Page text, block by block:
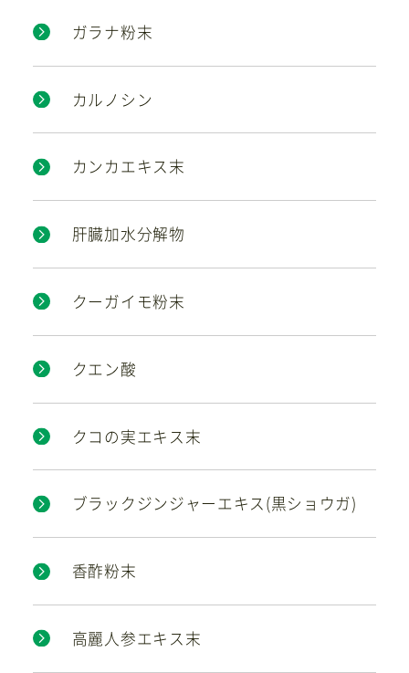
ガラナ粉末
カルノシン
カンカエキス末
肝臓加水分解物
クーガイモ粉末
クエン酸
クコの実エキス末
ブラックジンジャーエキス(黒ショウガ)
香酢粉末
高麗人参エキス末